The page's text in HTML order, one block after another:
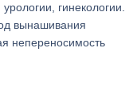
гинекологии.
вынашивания
непереносимость